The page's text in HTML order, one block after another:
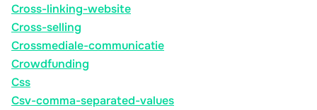
Cross-linking-website
Cross-selling
Crossmediale-communicatie
Crowdfunding
Css
Csv-comma-separated-values